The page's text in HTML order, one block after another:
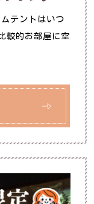
テントはいつ
較的お部屋に空